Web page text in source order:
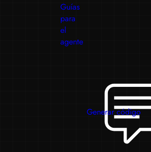
Guías
para
el
agente
Generar código